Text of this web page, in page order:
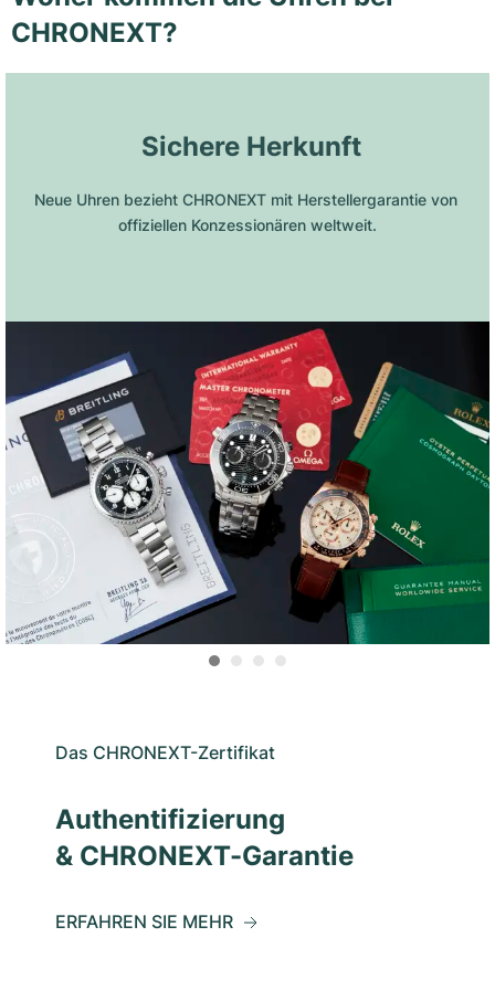
CHRONEXT?
Sichere Herkunft
Neue Uhren bezieht CHRONEXT mit Herstellergarantie von
offiziellen Konzessionären weltweit.
Das CHRONEXT-Zertifikat
Authentifizierung
& CHRONEXT-Garantie
ERFAHREN SIE MEHR